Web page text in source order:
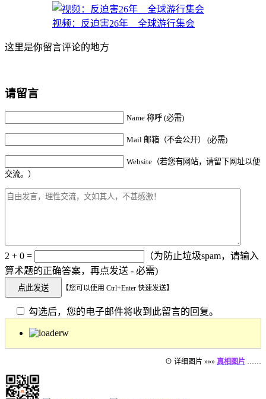
视频：反迫害26年 全球游行集会
这里是你留言评论的地方
请留言
Name 称呼 (必需)
Mail 邮箱（不会公开） (必需)
Website（若您有网站，请留下网址以便
交流。）
2 + 0 =
（为防止垃圾spam，请输入
算术题的正确答案，再点发送 - 必需)
【您可以使用 Ctrl+Enter 快速发送】
勾选后，您的电子邮件将收到此留言的回复。
⊙ 详细图片 »»» 真相图片 ……